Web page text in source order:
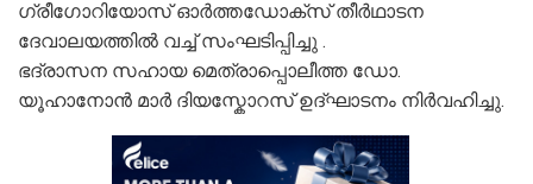
ഗ്രീഗോറിയോസ് ഓർത്തഡോക്സ് തീർഥാടന
ദേവാലയത്തിൽ വച്ച് സംഘടിപ്പിച്ചു .
ഭദ്രാസന സഹായ മെത്രാപ്പൊലീത്ത ഡോ.
യൂഹാനോൻ മാർ ദിയസ്കോറസ് ഉദ്ഘാടനം നിർവഹിച്ചു.